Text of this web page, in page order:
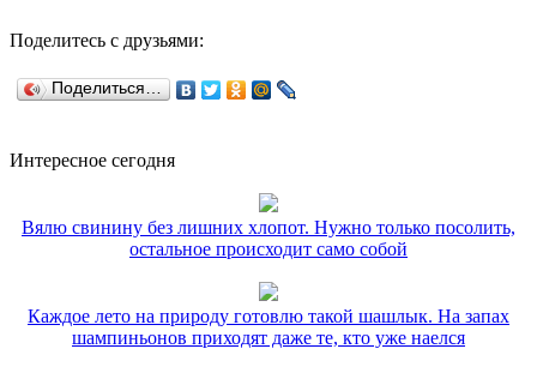
Поделитесь с друзьями:
Поделиться…
Интересное сегодня
Вялю свинину без лишних хлопот. Нужно только посолить,
остальное происходит само собой
Каждое лето на природу готовлю такой шашлык. На запах
шампиньонов приходят даже те, кто уже наелся